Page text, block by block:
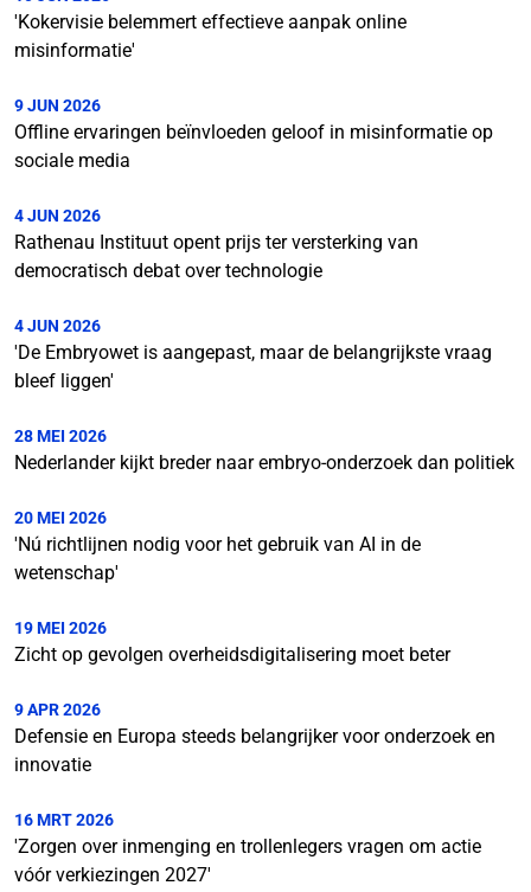
'Kokervisie belemmert effectieve aanpak online
misinformatie'
9 JUN 2026
Offline ervaringen beïnvloeden geloof in misinformatie op
sociale media
4 JUN 2026
Rathenau Instituut opent prijs ter versterking van
democratisch debat over technologie
4 JUN 2026
'De Embryowet is aangepast, maar de belangrijkste vraag
bleef liggen'
28 MEI 2026
Nederlander kijkt breder naar embryo-onderzoek dan politiek
20 MEI 2026
'Nú richtlijnen nodig voor het gebruik van AI in de
wetenschap'
19 MEI 2026
Zicht op gevolgen overheidsdigitalisering moet beter
9 APR 2026
Defensie en Europa steeds belangrijker voor onderzoek en
innovatie
16 MRT 2026
'Zorgen over inmenging en trollenlegers vragen om actie
vóór verkiezingen 2027'